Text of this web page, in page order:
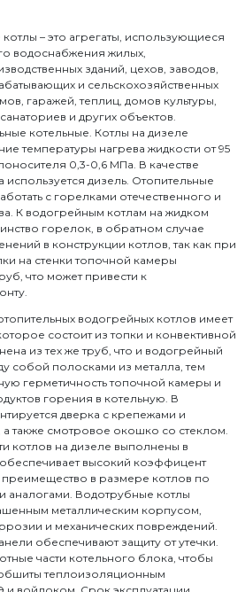
– это агрегаты, использующиеся
водоснабжения жилых,
зданий, цехов, заводов,
и сельскохозяйственных
гаражей, теплиц, домов культуры,
и других объектов.
котельные. Котлы на дизеле
температуры нагрева жидкости от 95
0,3-0,6 МПа. В качестве
используется дизель. Отопительные
с горелками отечественного и
К водогрейным котлам на жидком
горелок, в обратном случае
в конструкции котлов, так как при
на стенки топочной камеры
что может привести к
водогрейных котлов имеет
состоит из топки и конвективной
из тех же труб, что и водогрейный
собой полосками из металла, тем
герметичность топочной камеры и
горения в котельную. В
дверка с крепежами и
также смотровое окошко со стеклом.
котлов на дизеле выполнены в
высокий коэффицент
преимещество в размере котлов по
аналогами. Водотрубные котлы
металлическим корпусом,
и механических повреждений.
обеспечивают защиту от утечки.
части котельного блока, чтобы
теплоизоляционным